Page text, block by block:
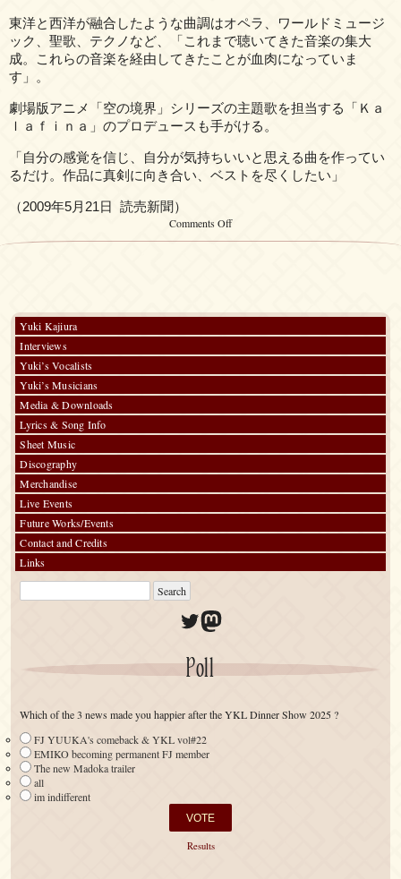
東洋と西洋が融合したような曲調はオペラ、ワールドミュージ
ック、聖歌、テクノなど、「これまで聴いてきた音楽の集大
成。これらの音楽を経由してきたことが血肉になっていま
す」。
劇場版アニメ「空の境界」シリーズの主題歌を担当する「Ｋａ
ｌａｆｉｎａ」のプロデュースも手がける。
「自分の感覚を信じ、自分が気持ちいいと思える曲を作ってい
るだけ。作品に真剣に向き合い、ベストを尽くしたい」
（2009年5月21日 読売新聞）
Comments Offon
Yuki Kajiura
Interviews
Yuki’s Vocalists
Yuki’s Musicians
Media & Downloads
Lyrics & Song Info
Sheet Music
Discography
Merchandise
Live Events
Future Works/Events
Contact and Credits
Links
Twitter
Mastodon
Poll
Which of the 3 news made you happier after the YKL Dinner Show 2025 ?
FJ YUUKA's comeback & YKL vol#22
EMIKO becoming permanent FJ member
The new Madoka trailer
all
im indifferent
Results